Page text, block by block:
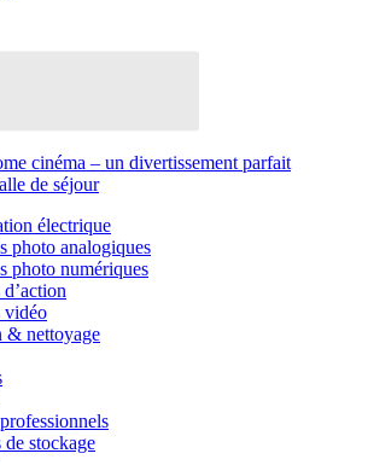
cinéma – un divertissement parfait
de séjour
électrique
photo analogiques
photo numériques
vidéo
& nettoyage
de stockage